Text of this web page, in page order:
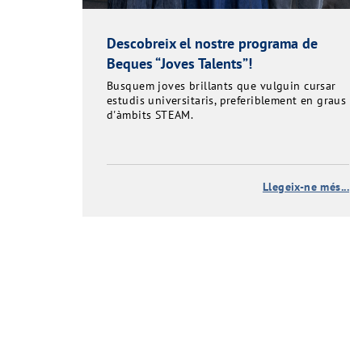
Descobreix el nostre programa de
Beques “Joves Talents”!
Busquem joves brillants que vulguin cursar
estudis universitaris, preferiblement en graus
d'àmbits STEAM.
Llegeix-ne més...